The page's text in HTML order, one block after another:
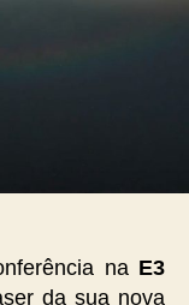
na E3
da sua nova